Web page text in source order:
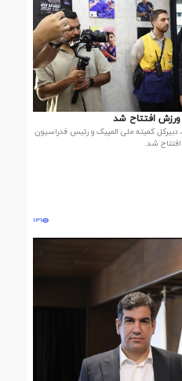
ورزش افتتاح شد
دبیرکل کمیته ملی المپیک و رئیس فدراسیون
شد.
131